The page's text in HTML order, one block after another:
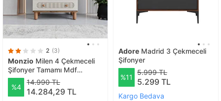
2 (3)
Monzio Milen 4 Çekmeceli
Şifonyer Tamamı Mdf
(aytaşı) Aytaşı
%4
14.990 TL
14.284,29 TL
Adore Madrid 3 Çekmeceli
Şifonyer
%11
5.999 TL
5.299 TL
Kargo Bedava